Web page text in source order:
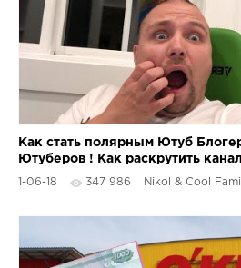
Как стать полярным Ютуб
Ютуберов ! Как раскрутить
1-06-18 347 986 Nikol & Cool